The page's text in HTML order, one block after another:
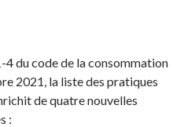
4 du code de la consommation
2021, la liste des pratiques
de quatre nouvelles
: